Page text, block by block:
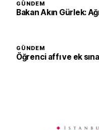
GÜNDEM
Bakan Akın Gürlek:
GÜNDEM
Öğrenci affı ve ek